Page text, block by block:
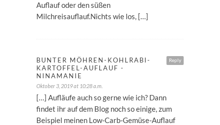
Auflauf oder den süßen
Milchreisauflauf.Nichts wie los, […]
Reply
BUNTER MÖHREN-KOHLRABI-
KARTOFFEL-AUFLAUF -
NINAMANIE
Oktober 3, 2019 at 10:28 a.m.
[…] Aufläufe auch so gerne wie ich? Dann
findet ihr auf dem Blog noch so einige, zum
Beispiel meinen Low-Carb-Gemüse-Auflauf